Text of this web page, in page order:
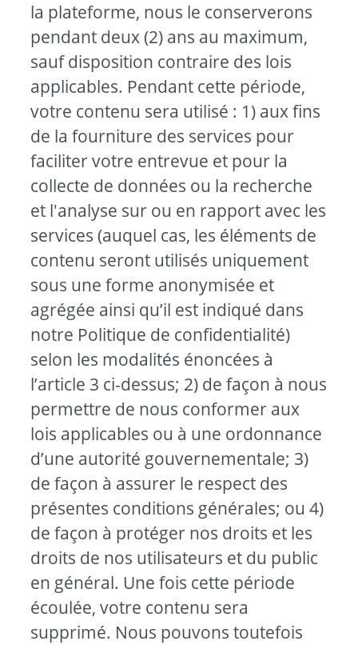
la plateforme, nous le conserverons
pendant deux (2) ans au maximum,
sauf disposition contraire des lois
applicables. Pendant cette période,
votre contenu sera utilisé : 1) aux fins
de la fourniture des services pour
faciliter votre entrevue et pour la
collecte de données ou la recherche
et l'analyse sur ou en rapport avec les
services (auquel cas, les éléments de
contenu seront utilisés uniquement
sous une forme anonymisée et
agrégée ainsi qu’il est indiqué dans
notre Politique de confidentialité)
selon les modalités énoncées à
l’article 3 ci-dessus; 2) de façon à nous
permettre de nous conformer aux
lois applicables ou à une ordonnance
d’une autorité gouvernementale; 3)
de façon à assurer le respect des
présentes conditions générales; ou 4)
de façon à protéger nos droits et les
droits de nos utilisateurs et du public
en général. Une fois cette période
écoulée, votre contenu sera
supprimé. Nous pouvons toutefois